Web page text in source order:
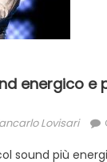
energico e
Lovisari
sound più